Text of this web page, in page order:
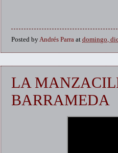
Posted byAndrés Parra at domingo,
LA
BARRAMEDA